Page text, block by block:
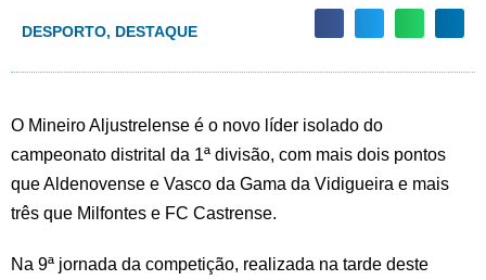
DESPORTO, DESTAQUE
O Mineiro Aljustrelense é o novo líder isolado do
campeonato distrital da 1ª divisão, com mais dois pontos
que Aldenovense e Vasco da Gama da Vidigueira e mais
três que Milfontes e FC Castrense.
Na 9ª jornada da competição, realizada na tarde deste